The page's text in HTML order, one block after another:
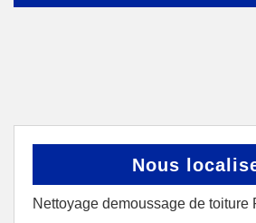
Nous
Nettoyage demoussage de toiture